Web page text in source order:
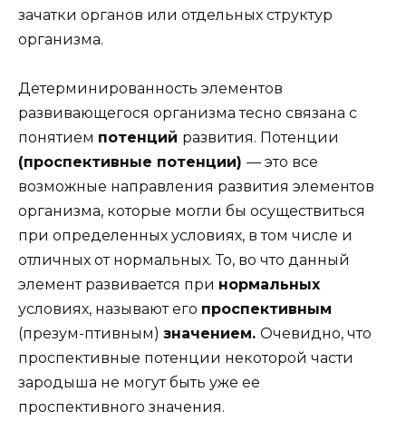
зачатки органов или отдельных структур
организма.
Детерминированность элементов
развивающегося организма тесно связана с
понятием потенций развития. Потенции
(проспективные потенции) — это все
возможные направления развития элементов
организма, которые могли бы осуществиться
при определенных условиях, в том числе и
отличных от нормальных. То, во что данный
элемент развивается при нормальных
условиях, называют его проспективным
(презум-птивным) значением. Очевидно, что
проспективные потенции некоторой части
зародыша не могут быть уже ее
проспективного значения.